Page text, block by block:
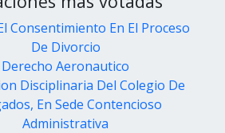
Consentimiento En El Proceso
De Divorcio
Derecho Aeronautico
Disciplinaria Del Colegio De
En Sede Contencioso
Administrativa